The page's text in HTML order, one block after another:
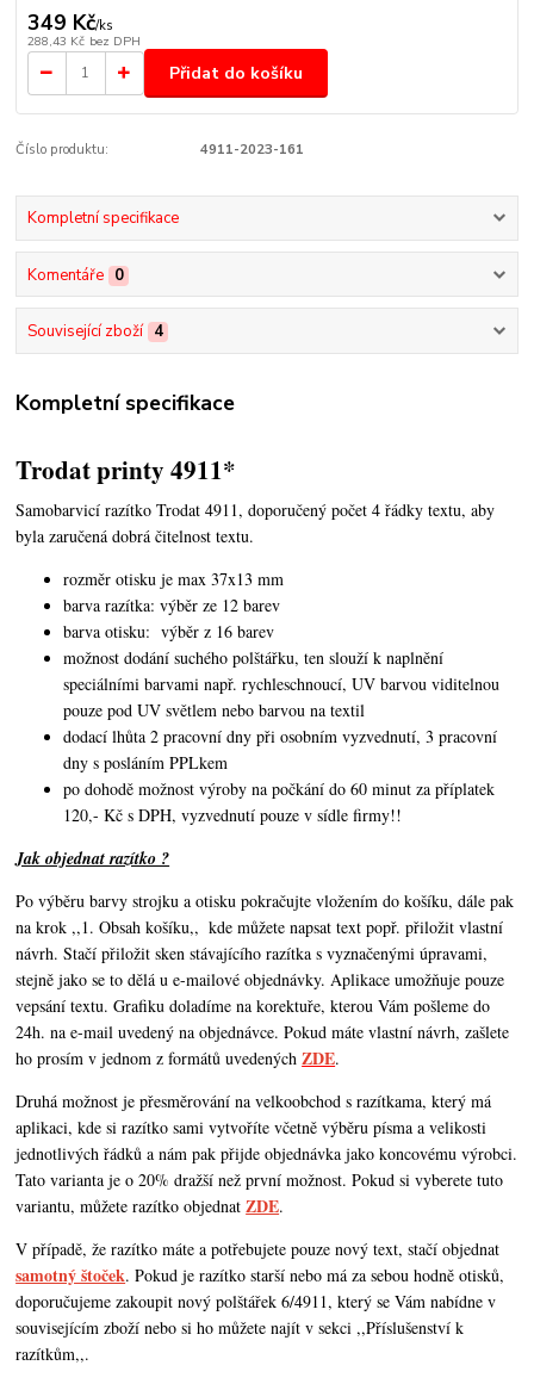
349 Kč/ks
288,43 Kč bez DPH
Přidat do košíku
Číslo produktu: 4911-2023-161
Kompletní specifikace
Komentáře 0
Související zboží 4
Kompletní specifikace
Trodat printy 4911*
Samobarvicí razítko Trodat 4911, doporučený počet 4 řádky textu,aby
byla zaručená dobrá čitelnost textu.
rozměr otisku je max 37x13 mm
barva razítka: výběr ze 12 barev
barva otisku: výběr z 16 barev
možnost dodání suchého polštářku, ten slouží k naplnění
speciálními barvami např. rychleschnoucí, UV barvou viditelnou
pouze pod UV světlem nebo barvou na textil
dodací lhůta 2 pracovní dny při osobním vyzvednutí, 3 pracovní
dny s posláním PPLkem
po dohodě možnost výroby na počkání do 60 minut za příplatek
120,- Kč s DPH, vyzvednutí pouze v sídle firmy!!
Jak objednat razítko ?
Po výběru barvy strojku a otisku pokračujte vložením do košíku, dále pak
na krok ,,1. Obsah košíku,, kde můžete napsat text popř. přiložit vlastní
návrh. Stačí přiložit sken stávajícího razítka s vyznačenými úpravami,
stejně jako se to dělá u e-mailové objednávky. Aplikace umožňuje pouze
vepsání textu. Grafiku doladíme na korektuře, kterou Vám pošleme do
24h. na e-mail uvedený na objednávce. Pokud máte vlastní návrh,zašlete
ho prosím v jednom z formátů uvedenýchZDE.
Druhá možnost je přesměrování na velkoobchod s razítkama, který má
aplikaci, kde si razítko sami vytvoříte včetně výběru písma a velikosti
jednotlivých řádků a nám pak přijde objednávka jako koncovému výrobci.
Tato varianta je o 20% dražší než první možnost. Pokud si vyberete tuto
variantu, můžete razítko objednatZDE.
V případě, že razítko máte a potřebujete pouze nový text, stačí objednat
samotný štoček. Pokud je razítko starší nebo má za sebou hodně otisků,
doporučujeme zakoupit nový polštářek 6/4911, který se Vám nabídne v
souvisejícím zboží nebo si ho můžete najít v sekci ,,Příslušenství k
razítkům,,.